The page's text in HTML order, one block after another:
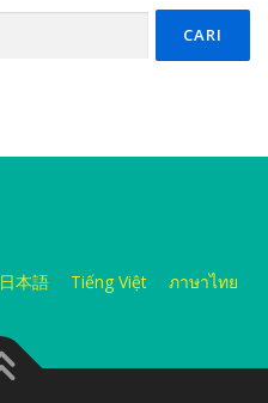
日本語 Tiếng Việt ภาษาไทย